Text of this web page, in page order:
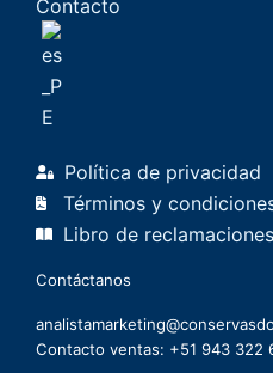
Contacto
Política de privacidad
Términos y
Libro de reclamaciones
Contáctanos
Contacto ventas: +51 943 322